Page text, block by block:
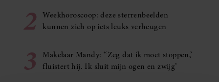
2
Weekhoroscoop: deze sterrenbeelden
kunnen zich op iets leuks verheugen
3
Makelaar Mandy: ‘‘Zeg dat ik moet stoppen,’
fluistert hij. Ik sluit mijn ogen en zwijg’